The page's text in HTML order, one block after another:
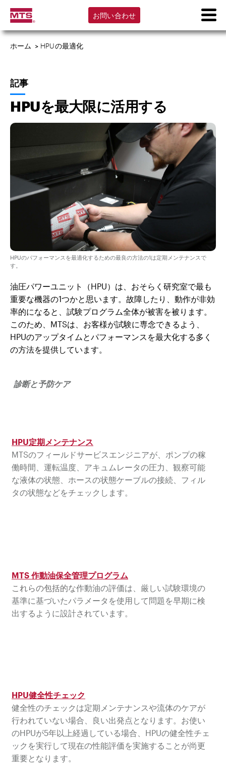
お問い合わせ
ホーム > HPUの最適化
記事
HPUを最大限に活用する
HPUのパフォーマンスを最適化するための最良の方法の1は定期メンテナンスで
す。
油圧パワーユニット（HPU）は、おそらく研究室で最も
重要な機器の1つかと思います。故障したり、動作が非効
率的になると、試験プログラム全体が被害を被ります。
このため、MTSは、お客様が試験に専念できるよう、
HPUのアップタイムとパフォーマンスを最大化する多く
の方法を提供しています。
診断と予防ケア
HPU定期メンテナンス
MTSのフィールドサービスエンジニアが、ポンプの稼
働時間、運転温度、アキュムレータの圧力、観察可能
な液体の状態、ホースの状態ケーブルの接続、フィル
タの状態などをチェックします。
MTS 作動油保全管理プログラム
これらの包括的な作動油の評価は、厳しい試験環境の
基準に基づいたパラメータを使用して問題を早期に検
出するように設計されています。
HPU健全性チェック
健全性のチェックは定期メンテナンスや流体のケアが
行われていない場合、良い出発点となります。お使い
のHPUが5年以上経過している場合、HPUの健全性チェ
ックを実行して現在の性能評価を実施することが尚更
重要となります。